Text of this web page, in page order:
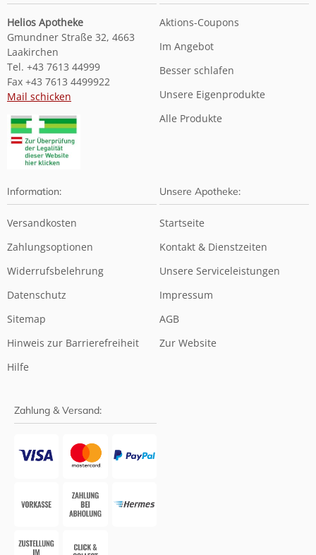
Helios Apotheke
Gmundner Straße 32, 4663
Laakirchen
Tel. +43 7613 44999
Fax +43 7613 4499922
Mail schicken
Aktions-Coupons
Im Angebot
Besser schlafen
Unsere Eigenprodukte
Alle Produkte
Information:
Versandkosten
Zahlungsoptionen
Widerrufsbelehrung
Datenschutz
Sitemap
Hinweis zur Barrierefreiheit
Hilfe
Unsere Apotheke:
Startseite
Kontakt & Dienstzeiten
Unsere Serviceleistungen
Impressum
AGB
Zur Website
Zahlung & Versand: